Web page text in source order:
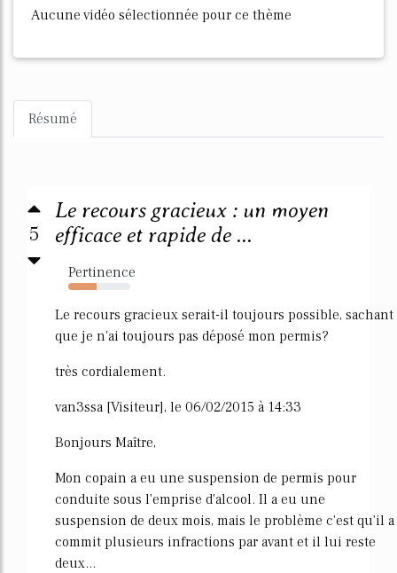
Aucune vidéo sélectionnée pour ce thème
Résumé
5
Le recours gracieux : un moyen
efficace et rapide de ...
Pertinence
46%
Le recours gracieux serait-il toujours possible, sachant
que je n'ai toujours pas déposé mon permis?
très cordialement.
van3ssa [Visiteur], le 06/02/2015 à 14:33
Bonjours Maître,
Mon copain a eu une suspension de permis pour
conduite sous l'emprise d'alcool. Il a eu une
suspension de deux mois, mais le problème c'est qu'il a
commit plusieurs infractions par avant et il lui reste
deux...